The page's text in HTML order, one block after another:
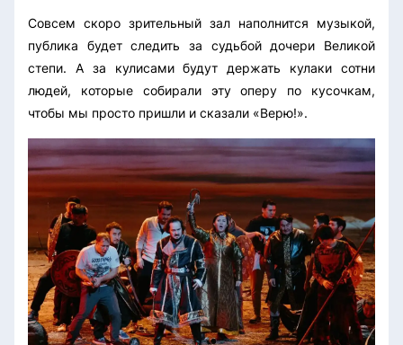
Совсем скоро зрительный зал наполнится музыкой,
публика будет следить за судьбой дочери Великой
степи. А за кулисами будут держать кулаки сотни
людей, которые собирали эту оперу по кусочкам,
чтобы мы просто пришли и сказали «Верю!».